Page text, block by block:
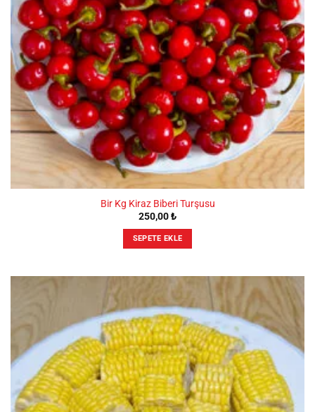
Bir Kg Kiraz Biberi Turşusu
250,00₺
SEPETE EKLE